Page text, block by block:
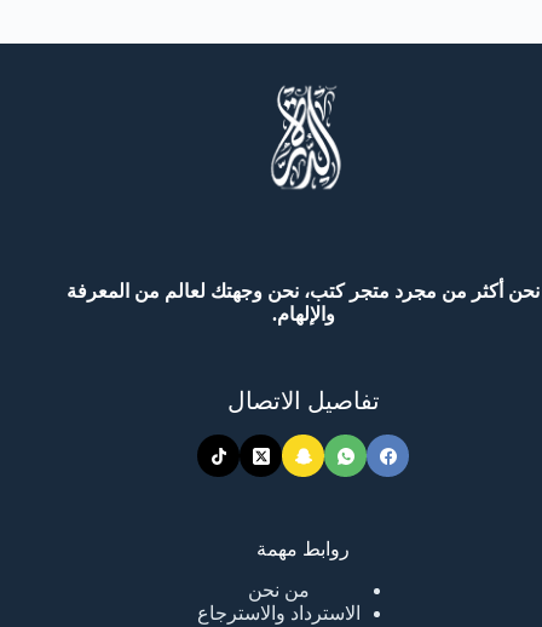
نحن أكثر من مجرد متجر كتب، نحن وجهتك لعالم من المعرفة
والإلهام.
تفاصيل الاتصال
روابط مهمة
من نحن
الاسترداد والاسترجاع